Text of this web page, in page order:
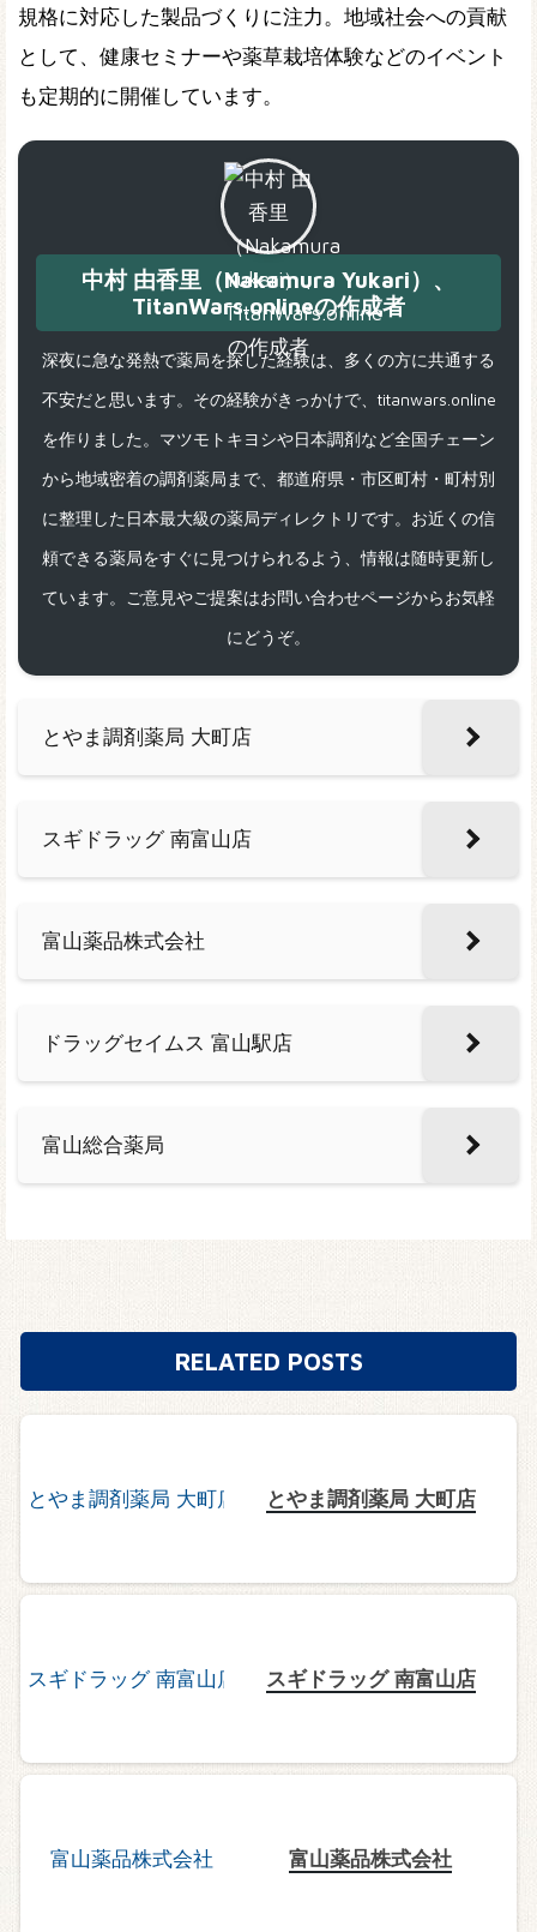
規格に対応した製品づくりに注力。地域社会への貢献
として、健康セミナーや薬草栽培体験などのイベント
も定期的に開催しています。
中村 由香里（Nakamura Yukari）、
TitanWars.onlineの作成者
深夜に急な発熱で薬局を探した経験は、多くの方に共通する
不安だと思います。その経験がきっかけで、titanwars.online
を作りました。マツモトキヨシや日本調剤など全国チェーン
から地域密着の調剤薬局まで、都道府県・市区町村・町村別
に整理した日本最大級の薬局ディレクトリです。お近くの信
頼できる薬局をすぐに見つけられるよう、情報は随時更新し
ています。ご意見やご提案はお問い合わせページからお気軽
にどうぞ。
とやま調剤薬局 大町店
スギドラッグ 南富山店
富山薬品株式会社
ドラッグセイムス 富山駅店
富山総合薬局
RELATED POSTS
とやま調剤薬局 大町店
スギドラッグ 南富山店
富山薬品株式会社